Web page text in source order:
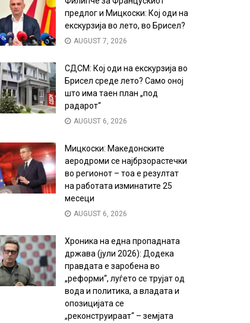
предлог и Мицкоски: Кој оди на
екскурзија во лето, во Брисел?
AUGUST 7, 2026
СДСМ: Кој оди на екскурзија во
Брисел среде лето? Само оној
што има таен план „под
радарот“
AUGUST 6, 2026
Мицкоски: Македонските
аеродроми се најбрзорастечки
во регионот – тоа е резултат
на работата изминатите 25
месеци
AUGUST 6, 2026
Хроника на една пропадната
држава (јули 2026): Додека
правдата е заробена во
„реформи“, луѓето се трујат од
вода и политика, а владата и
опозицијата се
„реконструираат“ – земјата